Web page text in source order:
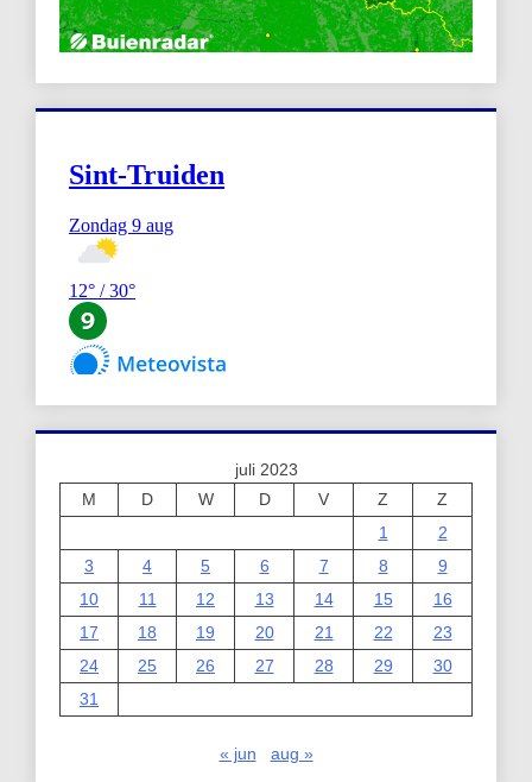
juli 2023
M
D W D V Z
Z
1
2
3
4 5 6 7 8
9
10
11 12 13 14 15
16
17
18 19 20 21 22
23
24
25 26 27 28 29
30
31
« jun aug »